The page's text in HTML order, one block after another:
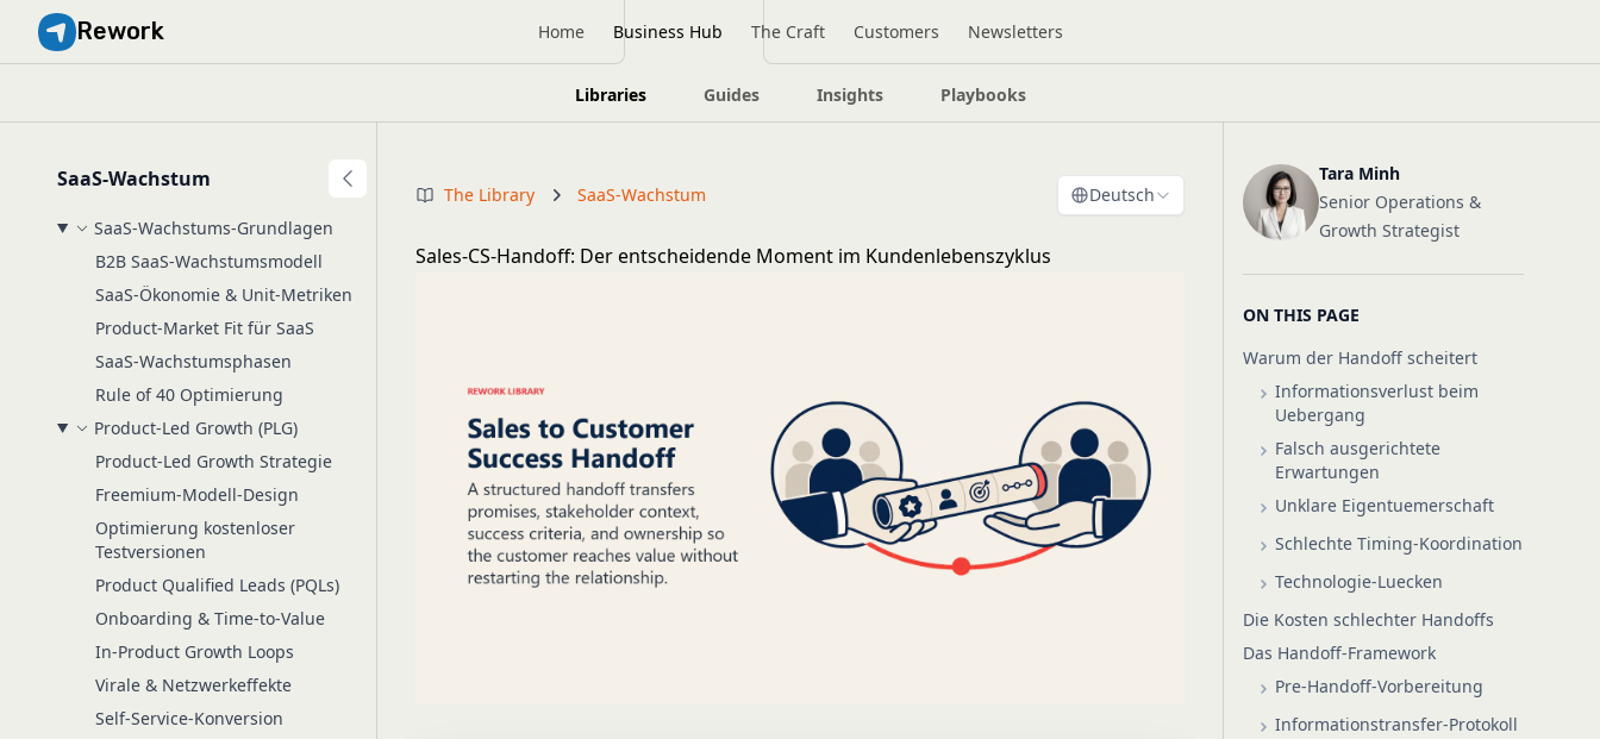
Rework Home Business Hub The Craft Customers Newsletters
Libraries Guides Insights Playbooks
SaaS-Wachstum
SaaS-Wachstums-Grundlagen
B2B SaaS-Wachstumsmodell
SaaS-Ökonomie & Unit-Metriken
Product-Market Fit für SaaS
SaaS-Wachstumsphasen
Rule of 40 Optimierung
Product-Led Growth (PLG)
Product-Led Growth Strategie
Freemium-Modell-Design
Optimierung kostenloser
Testversionen
Product Qualified Leads (PQLs)
Onboarding & Time-to-Value
In-Product Growth Loops
Virale & Netzwerkeffekte
Self-Service-Konversion
The Library SaaS-Wachstum Deutsch
Sales-CS-Handoff: Der entscheidende Moment im Kundenlebenszyklus
Tara Minh
Senior Operations &
Growth Strategist
ON THIS PAGE
Warum der Handoff scheitert
Informationsverlust beim
Uebergang
Falsch ausgerichtete
Erwartungen
Unklare Eigentuemerschaft
Schlechte Timing-Koordination
Technologie-Luecken
Die Kosten schlechter Handoffs
Das Handoff-Framework
Pre-Handoff-Vorbereitung
Informationstransfer-Protokoll